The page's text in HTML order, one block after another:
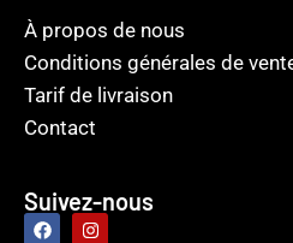
À propos de nous
Conditions générales de
Tarif de livraison
Contact
Suivez-nous